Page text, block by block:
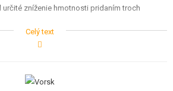
určité zníženie hmotnosti pridaním troch
Záver so zníženou hmotnosťou
Celý text